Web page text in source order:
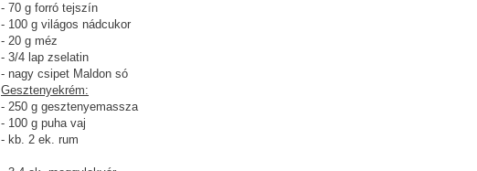
- 70 g forró tejszín
- 100 g világos nádcukor
- 20 g méz
- 3/4 lap zselatin
- nagy csipet Maldon só
Gesztenyekrém:
- 250 g gesztenyemassza
- 100 g puha vaj
- kb. 2 ek. rum